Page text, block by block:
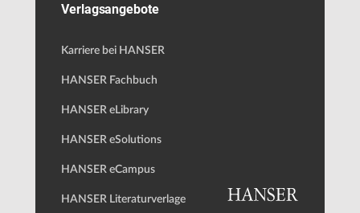
Verlagsangebote
Karriere bei HANSER
HANSER Fachbuch
HANSER eLibrary
HANSER eSolutions
HANSER eCampus
HANSER Literaturverlage